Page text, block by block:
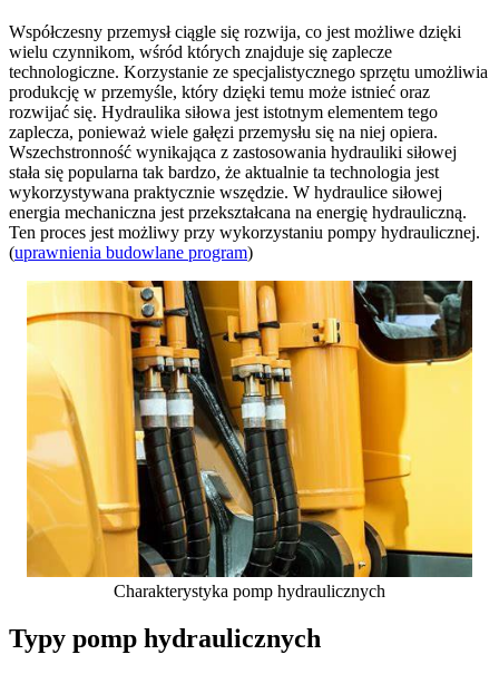
Współczesny przemysł ciągle się rozwija, co jest możliwe dzięki
wielu czynnikom, wśród których znajduje się zaplecze
technologiczne. Korzystanie ze specjalistycznego sprzętu umożliwia
produkcję w przemyśle, który dzięki temu może istnieć oraz
rozwijać się. Hydraulika siłowa jest istotnym elementem tego
zaplecza, ponieważ wiele gałęzi przemysłu się na niej opiera.
Wszechstronność wynikająca z zastosowania hydrauliki siłowej
stała się popularna tak bardzo, że aktualnie ta technologia jest
wykorzystywana praktycznie wszędzie. W hydraulice siłowej
energia mechaniczna jest przekształcana na energię hydrauliczną.
Ten proces jest możliwy przy wykorzystaniu pompy hydraulicznej.
(uprawnienia budowlane program)
Charakterystyka pomp hydraulicznych
Typy pomp hydraulicznych